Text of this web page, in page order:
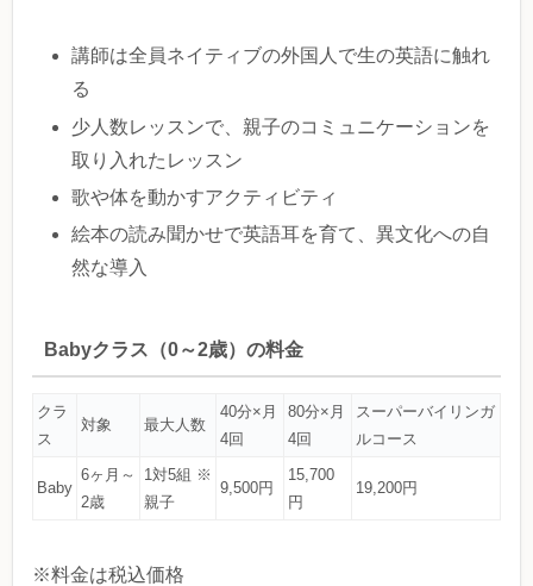
講師は全員ネイティブの外国人で生の英語に触れ
る
少人数レッスンで、親子のコミュニケーションを
取り入れたレッスン
歌や体を動かすアクティビティ
絵本の読み聞かせで英語耳を育て、異文化への自
然な導入
Babyクラス（0～2歳）の料金
クラ
ス
対象 最大人数
40分×月
4回
80分×月
4回
スーパーバイリンガ
ルコース
Baby
6ヶ月～
2歳
1対5組 ※
親子
9,500円
15,700
円
19,200円
※料金は税込価格